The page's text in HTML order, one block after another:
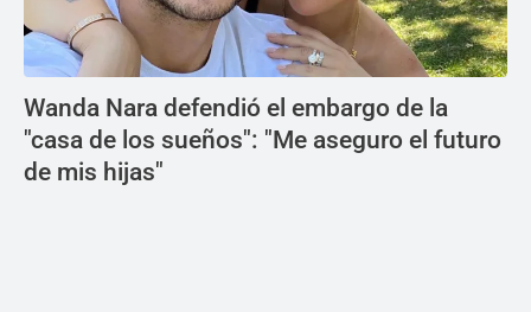
Wanda Nara defendió el embargo de la
"casa de los sueños": "Me aseguro el futuro
de mis hijas"